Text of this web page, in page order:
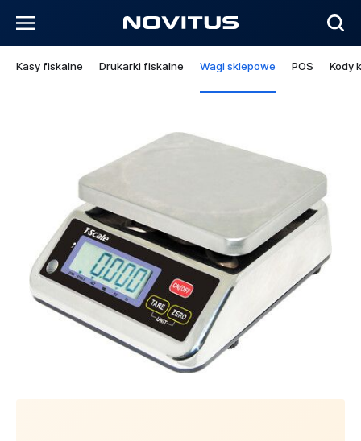
Kasy fiskalne Drukarki fiskalne Wagi sklepowe POS Kody